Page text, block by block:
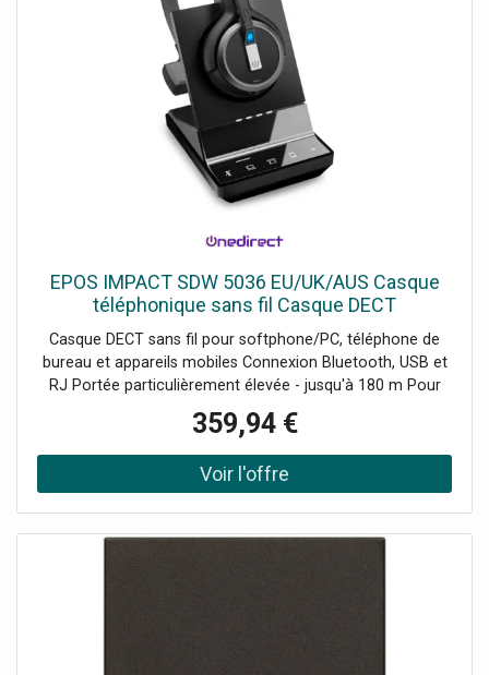
EPOS IMPACT SDW 5036 EU/UK/AUS Casque
téléphonique sans fil Casque DECT
ultramoderne pour téléphones de bureau, PC &
smartphones longue portée avec
Casque DECT sans fil pour softphone/PC, téléphone de
bureau et appareils mobiles Connexion Bluetooth, USB et
RJ Portée particulièrement élevée - jusqu'à 180 m Pour
les collaborateurs mobiles au bureau ou au poste de
travail fixe Système Noise Cancelling : compréhension
vocale particulièrement bonne Technologie ActiveGard :
protection de l'ouïe Jusqu'à 14 heures d'autonomie en
359,94 €